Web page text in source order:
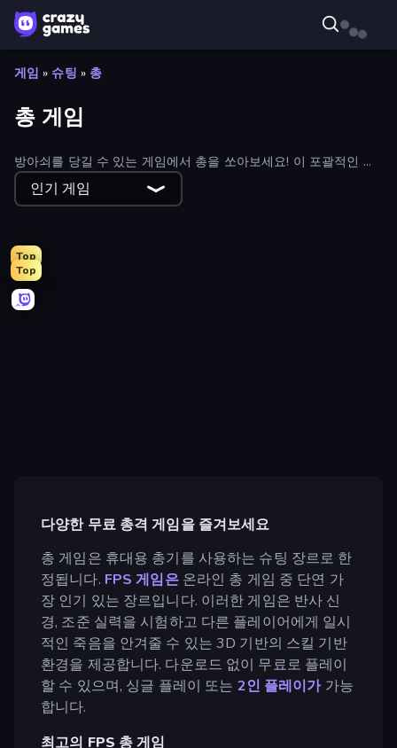
게임 » 슈팅 » 총
총 게임
방아쇠를 당길 수 있는 게임에서 총을 쏘아보세요! 이 포괄적인 무
료 총기 게임에는 무기 달걀부터 좀비 아포칼립스 슈팅 게임까지
모든 것이 있습니다. 필터를 사용하여 최신 및 최고의 총기 게임을
인기 게임
Top
Top
다양한 무료 총격 게임을 즐겨보세요
총 게임은 휴대용 총기를 사용하는 슈팅 장르로 한
정됩니다. FPS 게임은온라인 총 게임 중 단연 가
장 인기 있는 장르입니다. 이러한 게임은 반사 신
경, 조준 실력을 시험하고 다른 플레이어에게 일시
적인 죽음을 안겨줄 수 있는 3D 기반의 스킬 기반
환경을 제공합니다. 다운로드 없이 무료로 플레이
할 수 있으며, 싱글 플레이 또는 2인 플레이가가능
합니다.
최고의 FPS 총 게임